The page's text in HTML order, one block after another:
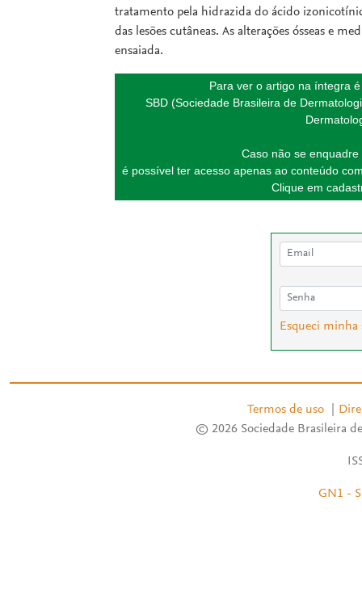
tratamento pela hidrazida do ácido
das lesões cutâneas. As alterações ósseas e
ensaiada.
Para ver o artigo na íntegra
SBD (Sociedade Brasileira de
Caso não se
é possível ter acesso apenas ao conteúdo
Clique em
Esqueci minha
Termos de uso
© 2026 Sociedade Brasileira
GN1 -